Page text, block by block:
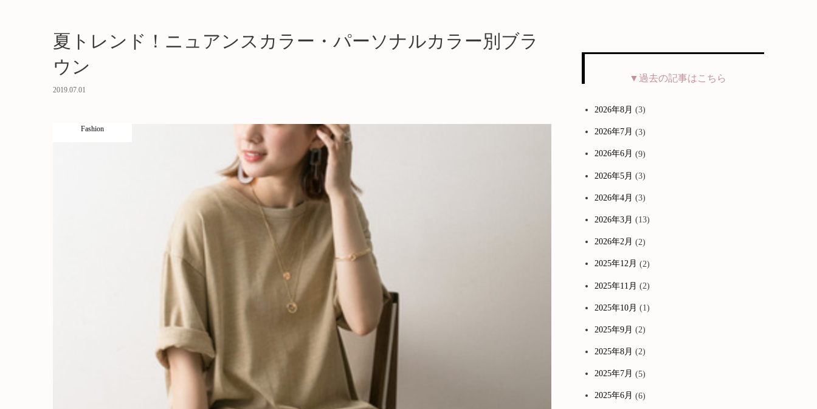
夏トレンド！ニュアンスカラー・パーソナルカラー別ブラ
ウン
2019.07.01
Fashion
▼過去の記事はこちら
2026年8月 (3)
2026年7月 (3)
2026年6月 (9)
2026年5月 (3)
2026年4月 (3)
2026年3月 (13)
2026年2月 (2)
2025年12月 (2)
2025年11月 (2)
2025年10月 (1)
2025年9月 (2)
2025年8月 (2)
2025年7月 (5)
2025年6月 (6)